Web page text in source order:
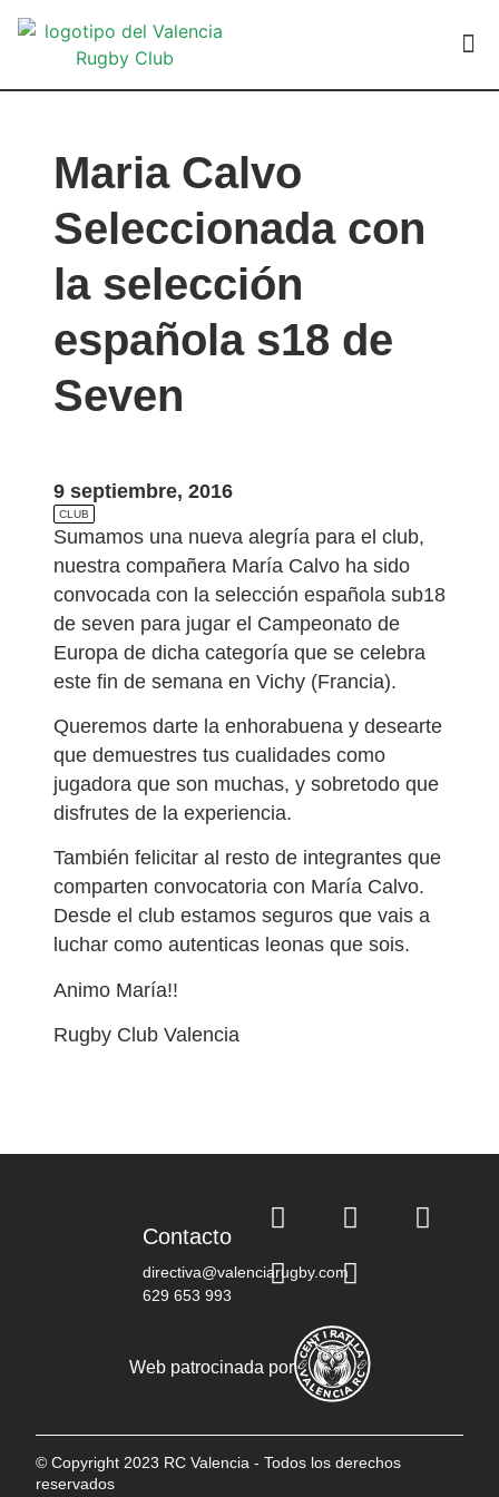
Maria Calvo
Seleccionada con
la selección
española s18 de
Seven
9 septiembre, 2016
CLUB
Sumamos una nueva alegría para el club,
nuestra compañera María Calvo ha sido
convocada con la selección española sub18
de seven para jugar el Campeonato de
Europa de dicha categoría que se celebra
este fin de semana en Vichy (Francia).
Queremos darte la enhorabuena y desearte
que demuestres tus cualidades como
jugadora que son muchas, y sobretodo que
disfrutes de la experiencia.
También felicitar al resto de integrantes que
comparten convocatoria con María Calvo.
Desde el club estamos seguros que vais a
luchar como autenticas leonas que sois.
Animo María!!
Rugby Club Valencia
Contacto
directiva@valenciarugby.com
629 653 993
Web patrocinada por
© Copyright 2023 RC Valencia - Todos los derechos
reservados